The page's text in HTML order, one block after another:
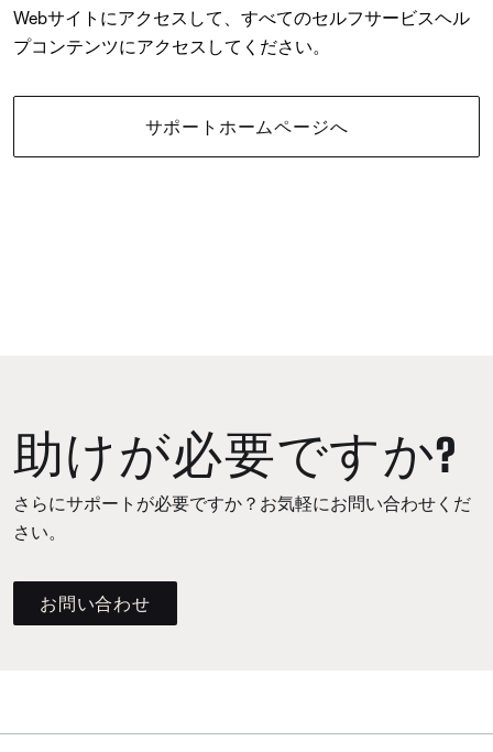
Webサイトにアクセスして、すべてのセルフサービスヘル
プコンテンツにアクセスしてください。
サポートホームページへ
助けが必要ですか?
さらにサポートが必要ですか？お気軽にお問い合わせくだ
さい。
お問い合わせ